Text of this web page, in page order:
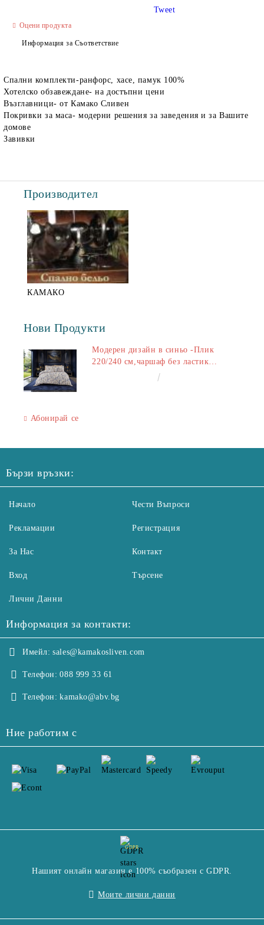
Оцени продукта
Информация за Съответствие
Tweet
Спални комплекти-ранфорс, хасе, памук 100%
Хотелско обзавеждане- на достъпни цени
Възглавници- от Камако Сливен
Покривки за маса- модерни решения за заведения и за Вашите
домове
Завивки
Производител
КАМАКО
Нови Продукти
Модерен дизайн в синьо -Плик
220/240 см,чаршаф без ластик
240/260 см,калъфки 2+2
Абонирай се
Бързи връзки:
Начало
Рекламации
За Нас
Вход
Чести Въпроси
Регистрация
Контакт
Търсене
Лични Данни
Информация за контакти:
Имейл: sales@kamakosliven.com
Телефон: 088 999 33 61
Телефон: kamako@abv.bg
Ние работим с
GDPR
Нашият онлайн магазин е 100% съобразен с GDPR.
Моите лични данни